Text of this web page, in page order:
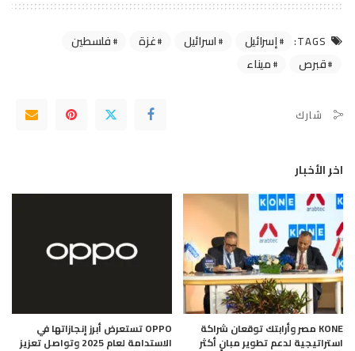
TAGS: إسرائيل اسرائيل غزة
فلسطين
قبرص
ميناء
شارك
اخر الأخبار
KONE مصر وأرابتك توقعان شراكة
استراتيجية لدعم تطوير مبانٍ أكثر
OPPO تستعرض أبرز إنجازاتها في
الاستدامة لعام 2025 وتواصل تعزيز